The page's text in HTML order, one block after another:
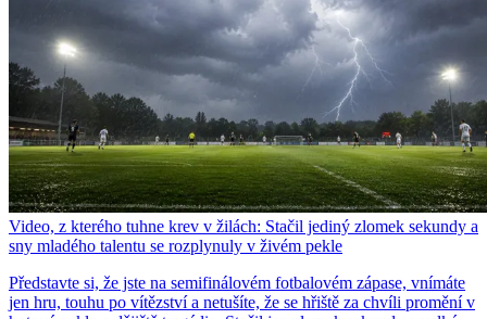
Video, z kterého tuhne krev v žilách: Stačil jediný zlomek sekundy a
sny mladého talentu se rozplynuly v živém pekle
Představte si, že jste na semifinálovém fotbalovém zápase, vnímáte
jen hru, touhu po vítězství a netušíte, že se hřiště za chvíli promění v